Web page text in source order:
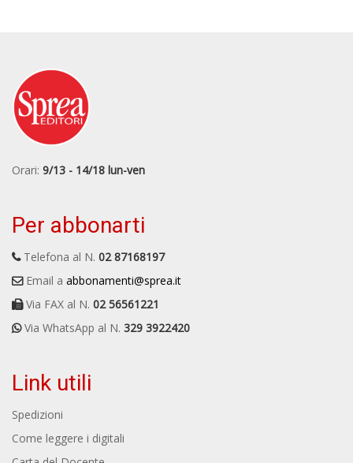
Orari: 9/13 - 14/18 lun-ven
Per abbonarti
Telefona al N. 02 87168197
Email a abbonamenti@sprea.it
Via FAX al N. 02 56561221
Via WhatsApp al N. 329 3922420
Link utili
Spedizioni
Come leggere i digitali